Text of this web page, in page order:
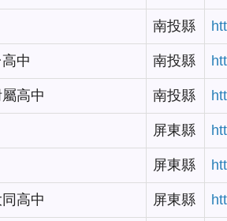
南投縣
中 南投縣
高中 南投縣
屏東縣
屏東縣
高中 屏東縣